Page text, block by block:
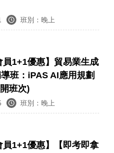
班別：晚上
員1+1優惠】貿易業生成
班：iPAS AI應用規劃
班次)
班別：晚上
員1+1優惠】【即考即拿